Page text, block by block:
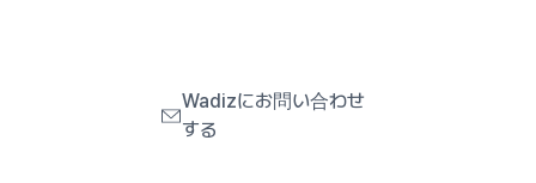
Wadizにお問い合わせ
する